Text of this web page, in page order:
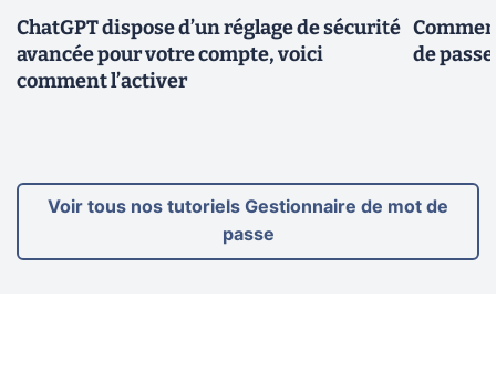
ChatGPT dispose d’un réglage de sécurité
avancée pour votre compte, voici
comment l’activer
de passe
Voir tous nos tutoriels Gestionnaire de mot de
passe